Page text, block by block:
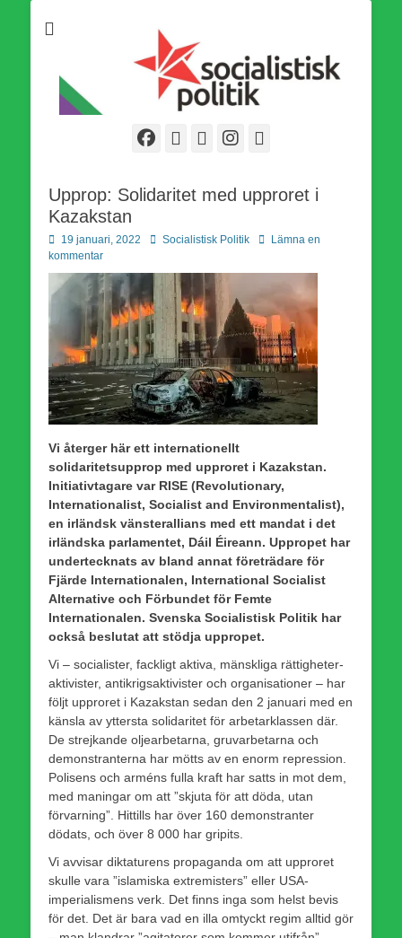
världsomfattande socialistiska Fjärde Internationalen och en viktig
tillgång i kampen för en socialistisk framtid!
Facebook
Webbflöde
Instagram
Upprop: Solidaritet med upproret i
Kazakstan
Publicerad
den
19 januari, 2022 Författare
Socialistisk Politik
Lämna en
kommentar
Vi återger här ett internationellt
solidaritetsupprop med upproret i Kazakstan.
Initiativtagare var RISE (Revolutionary,
Internationalist, Socialist and Environmentalist),
en irländsk vänsterallians med ett mandat i det
irländska parlamentet, Dáil Éireann. Uppropet har
undertecknats av bland annat företrädare för
Fjärde Internationalen, International Socialist
Alternative och Förbundet för Femte
Internationalen. Svenska Socialistisk Politik har
också beslutat att stödja uppropet.
Vi – socialister, fackligt aktiva, mänskliga rättigheter-
aktivister, antikrigsaktivister och organisationer – har
följt upproret i Kazakstan sedan den 2 januari med en
känsla av yttersta solidaritet för arbetarklassen där.
De strejkande oljearbetarna, gruvarbetarna och
demonstranterna har mötts av en enorm repression.
Polisens och arméns fulla kraft har satts in mot dem,
med maningar om att ”skjuta för att döda, utan
förvarning”. Hittills har över 160 demonstranter
dödats, och över 8 000 har gripits.
Vi avvisar diktaturens propaganda om att upproret
skulle vara ”islamiska extremisters” eller USA-
imperialismens verk. Det finns inga som helst bevis
för det. Det är bara vad en illa omtyckt regim alltid gör